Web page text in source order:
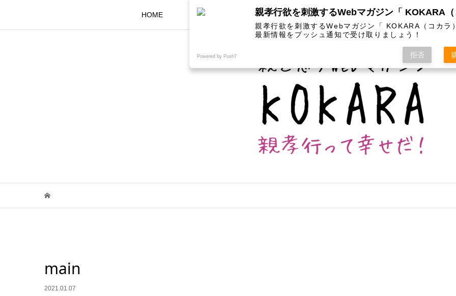
HOME KOKARAとは カテゴリー インスタグラム お問い合わせ
main
2021.01.07
親孝行欲を刺激するWebマガジン「 KOKARA（コカラ
最新情報をプッシュ通知で受け取りましょう！
Powered by Push7 拒否